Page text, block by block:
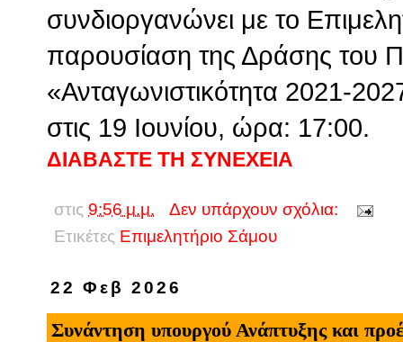
συνδιοργανώνει με το
παρουσίαση της Δράσης του
«Ανταγωνιστικότητα 2021-
στις 19 Ιουνίου, ώρα: 17:00.
ΔΙΑΒΑΣΤΕ ΤΗ ΣΥΝΕΧΕΙΑ
στις 9:56 μ.μ.
Δεν υπάρχουν σχόλια:
Ετικέτες Επιμελητήριο Σάμου
22 Φεβ 2026
Συνάντηση υπουργού Ανάπτυξης και